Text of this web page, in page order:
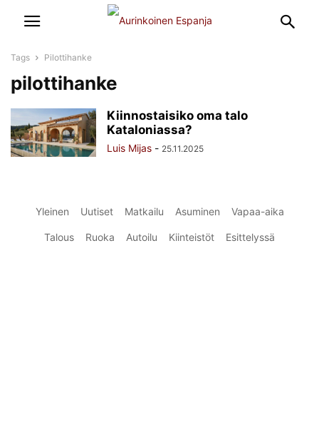
Tags Pilottihanke
pilottihanke
Kiinnostaisiko oma talo
Kataloniassa?
Luis Mijas - 25.11.2025
Yleinen Uutiset Matkailu Asuminen Vapaa-aika
Talous Ruoka Autoilu Kiinteistöt Esittelyssä